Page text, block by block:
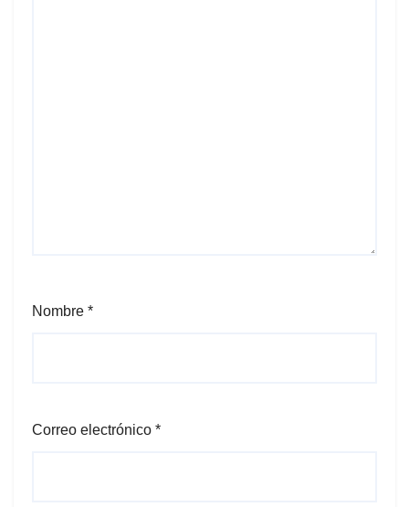
Nombre *
Correo electrónico *